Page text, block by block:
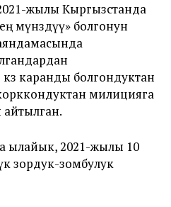
жылы Кыргызстанда
мүнөздүү» болгонун
каранды болгондуктан
милицияга
айтылган.
2021-жылы 10
зордук-зомбулук